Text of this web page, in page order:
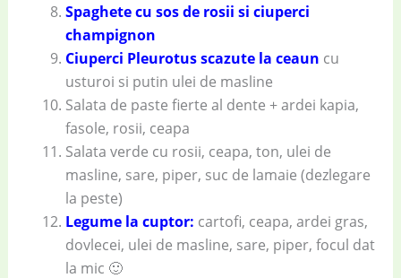
Spaghete cu sos de rosii si ciuperci
champignon
Ciuperci Pleurotus scazute la ceaun cu
usturoi si putin ulei de masline
Salata de paste fierte al dente + ardei kapia,
fasole, rosii, ceapa
Salata verde cu rosii, ceapa, ton, ulei de
masline, sare, piper, suc de lamaie (dezlegare
la peste)
Legume la cuptor: cartofi, ceapa, ardei gras,
dovlecei, ulei de masline, sare, piper, focul dat
la mic 🙂